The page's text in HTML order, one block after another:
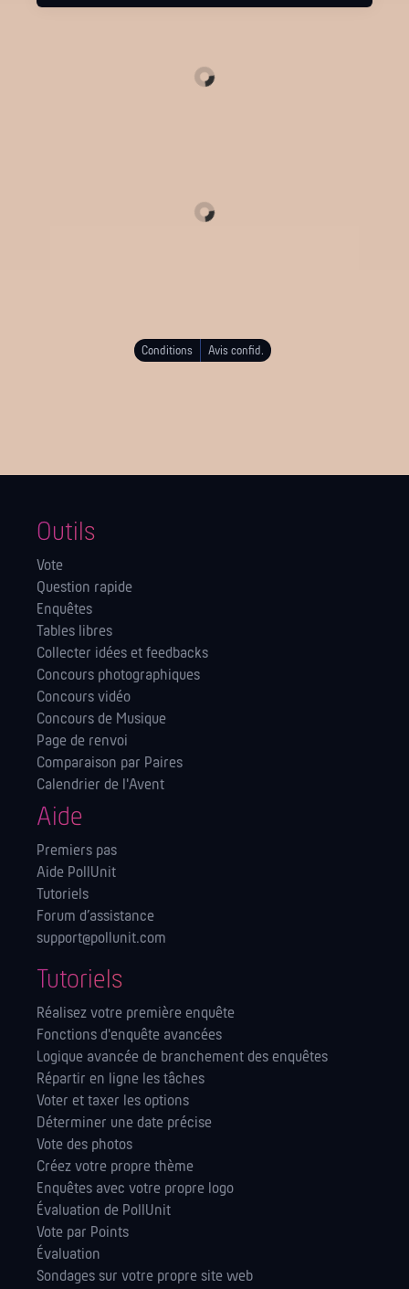
Conditions Avis confid.
Outils
Vote
Question rapide
Enquêtes
Tables libres
Collecter idées et feedbacks
Concours photographiques
Concours vidéo
Concours de Musique
Page de renvoi
Comparaison par Paires
Calendrier de l'Avent
Aide
Premiers pas
Aide PollUnit
Tutoriels
Forum d’assistance
support@pollunit.com
Tutoriels
Réalisez votre première enquête
Fonctions d'enquête avancées
Logique avancée de branchement des enquêtes
Répartir en ligne les tâches
Voter et taxer les options
Déterminer une date précise
Vote des photos
Créez votre propre thème
Enquêtes avec votre propre logo
Évaluation de PollUnit
Vote par Points
Évaluation
Sondages sur votre propre site web